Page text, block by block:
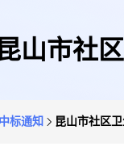
山市社
标通知 昆山市社区